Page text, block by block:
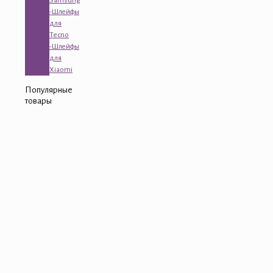
-Шлейфы
для
Tecno
-Шлейфы
для
Xiaomi
Популярные
товары